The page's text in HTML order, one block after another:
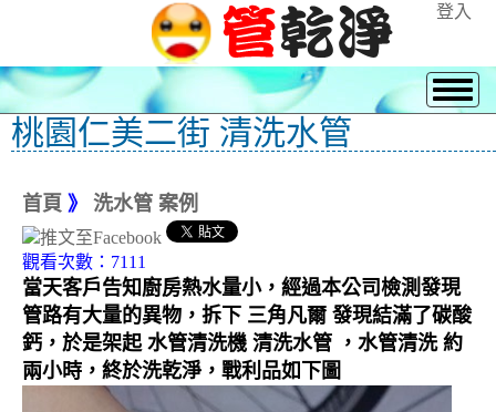
登入
桃園仁美二街 清洗水管
首頁 》 洗水管 案例
觀看次數：7111
當天客戶告知廚房熱水量小，經過本公司檢測發現
管路有大量的異物，拆下 三角凡爾 發現結滿了碳酸
鈣，於是架起 水管清洗機 清洗水管 ，水管清洗 約
兩小時，終於洗乾淨，戰利品如下圖